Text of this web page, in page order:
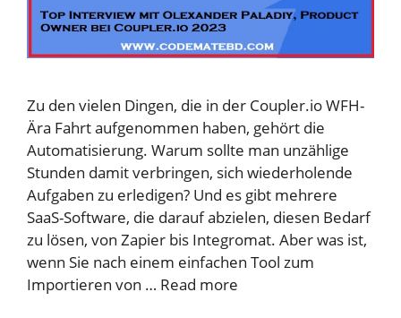
Zu den vielen Dingen, die in der Coupler.io WFH-
Ära Fahrt aufgenommen haben, gehört die
Automatisierung. Warum sollte man unzählige
Stunden damit verbringen, sich wiederholende
Aufgaben zu erledigen? Und es gibt mehrere
SaaS-Software, die darauf abzielen, diesen Bedarf
zu lösen, von Zapier bis Integromat. Aber was ist,
wenn Sie nach einem einfachen Tool zum
Importieren von … Read more